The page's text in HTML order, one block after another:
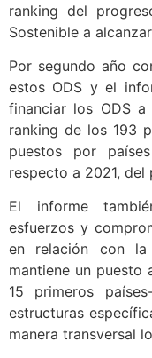
ranking del
Sostenible a
Por segundo año
estos ODS y el
financiar los ODS a
ranking de los 193
puestos por
respecto a 2021, del
El informe
esfuerzos y
en relación con la
mantiene un puesto
15 primeros
estructuras
manera transversal